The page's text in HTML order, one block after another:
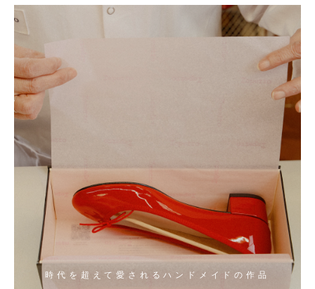
時代を超えて愛されるハンドメイドの作品